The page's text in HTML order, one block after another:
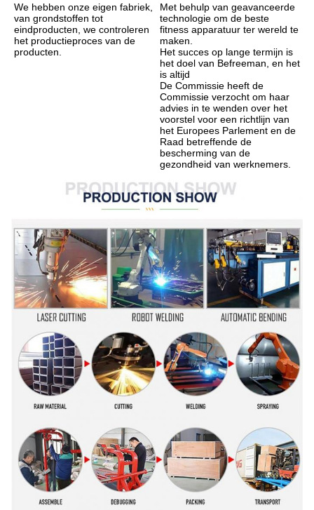
We hebben onze eigen fabriek,
van grondstoffen tot
eindproducten, we controleren
het productieproces van de
producten.
Met behulp van geavanceerde
technologie om de beste
fitness apparatuur ter wereld te
maken.
Het succes op lange termijn is
het doel van Befreeman, en het
is altijd
De Commissie heeft de
Commissie verzocht om haar
advies in te wenden over het
voorstel voor een richtlijn van
het Europees Parlement en de
Raad betreffende de
bescherming van de
gezondheid van werknemers.